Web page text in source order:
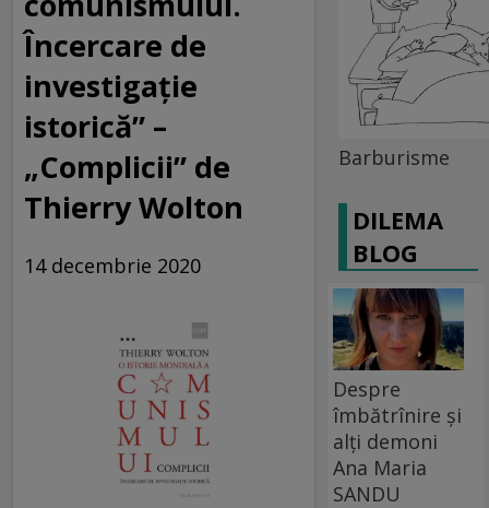
Încercare de
investigație
istorică” –
„Complicii” de
Thierry Wolton
14 decembrie 2020
Barburisme
DILEMA
BLOG
Despre
îmbătrînire și
alți demoni
Ana Maria
SANDU